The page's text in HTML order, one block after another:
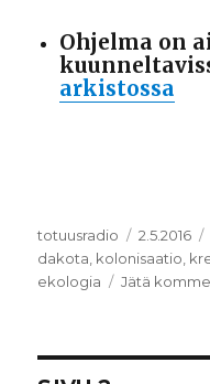
Ohjelma on
arkistossa
Kirjoittaja
totuusradio Julkaistu
2.5.2016
dakota kolonisaatio
ekologia
Jätä